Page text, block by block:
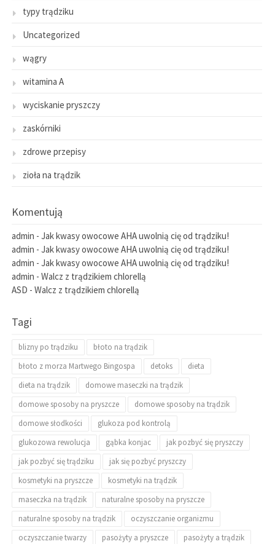
typy trądziku
Uncategorized
wągry
witamina A
wyciskanie pryszczy
zaskórniki
zdrowe przepisy
zioła na trądzik
Komentują
admin - Jak kwasy owocowe AHA uwolnią cię od trądziku!
admin - Jak kwasy owocowe AHA uwolnią cię od trądziku!
admin - Jak kwasy owocowe AHA uwolnią cię od trądziku!
admin - Walcz z trądzikiem chlorellą
ASD - Walcz z trądzikiem chlorellą
Tagi
blizny po trądziku
błoto na trądzik
błoto z morza Martwego Bingospa
detoks
dieta
dieta na trądzik
domowe maseczki na trądzik
domowe sposoby na pryszcze
domowe sposoby na trądzik
domowe słodkości
glukoza pod kontrolą
glukozowa rewolucja
gąbka konjac
jak pozbyć się pryszczy
jak pozbyć się trądziku
jak się pozbyć pryszczy
kosmetyki na pryszcze
kosmetyki na trądzik
maseczka na trądzik
naturalne sposoby na pryszcze
naturalne sposoby na trądzik
oczyszczanie organizmu
oczyszczanie twarzy
pasożyty a pryszcze
pasożyty a trądzik